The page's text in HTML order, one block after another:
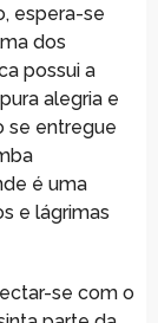
espera-se
dos
possui a
alegria e
se entregue
é uma
e lágrimas
se com o